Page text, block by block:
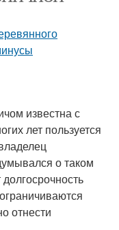
известна с
лет пользуется
о таком
отнести